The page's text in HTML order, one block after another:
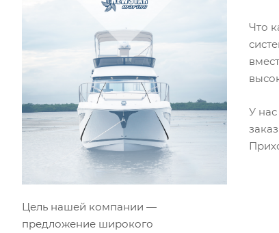
Что
У
Цель нашей компании —
предложение широкого